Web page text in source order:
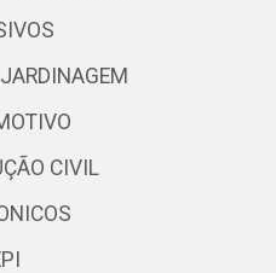
CIVIL